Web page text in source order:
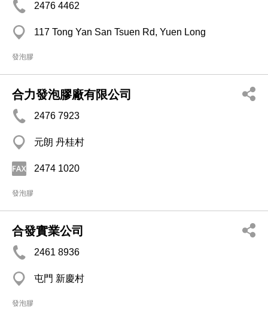
2476 4462
117 Tong Yan San Tsuen Rd, Yuen Long
發泡膠
合力發泡膠廠有限公司
2476 7923
元朗 丹桂村
2474 1020
發泡膠
合發實業公司
2461 8936
屯門 新慶村
發泡膠